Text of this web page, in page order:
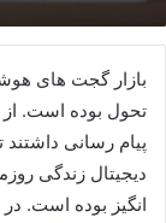
بازار گجت های
تحول بوده است.
پیام رسانی داشتند
دیجیتال زندگی
انگیز بوده است.